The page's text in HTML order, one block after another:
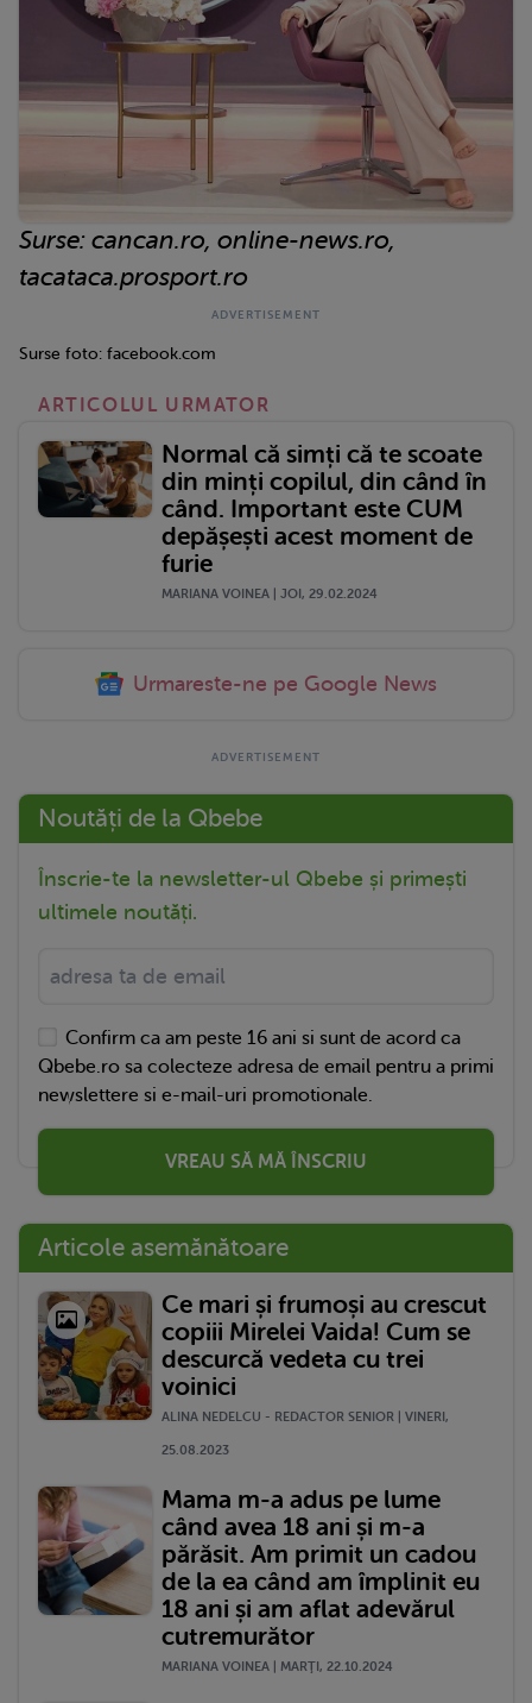
Surse: cancan.ro, online-news.ro,
tacataca.prosport.ro
Surse foto: facebook.com
ARTICOLUL URMATOR
Normal că simți că te scoate
din minți copilul, din când în
când. Important este CUM
depășești acest moment de
furie
MARIANA VOINEA | JOI, 29.02.2024
Urmareste-ne pe Google News
Noutăți de la Qbebe
Înscrie-te la newsletter-ul Qbebe și primești
ultimele noutăți.
Confirm ca am peste 16 ani si sunt de acord ca
Qbebe.ro sa colecteze adresa de email pentru a primi
newslettere si e-mail-uri promotionale.
VREAU SĂ MĂ ÎNSCRIU
Articole asemănătoare
Ce mari și frumoși au crescut
copiii Mirelei Vaida! Cum se
descurcă vedeta cu trei
voinici
ALINA NEDELCU - REDACTOR SENIOR | VINERI,
25.08.2023
Mama m-a adus pe lume
când avea 18 ani și m-a
părăsit. Am primit un cadou
de la ea când am împlinit eu
18 ani și am aflat adevărul
cutremurător
MARIANA VOINEA | MARŢI, 22.10.2024